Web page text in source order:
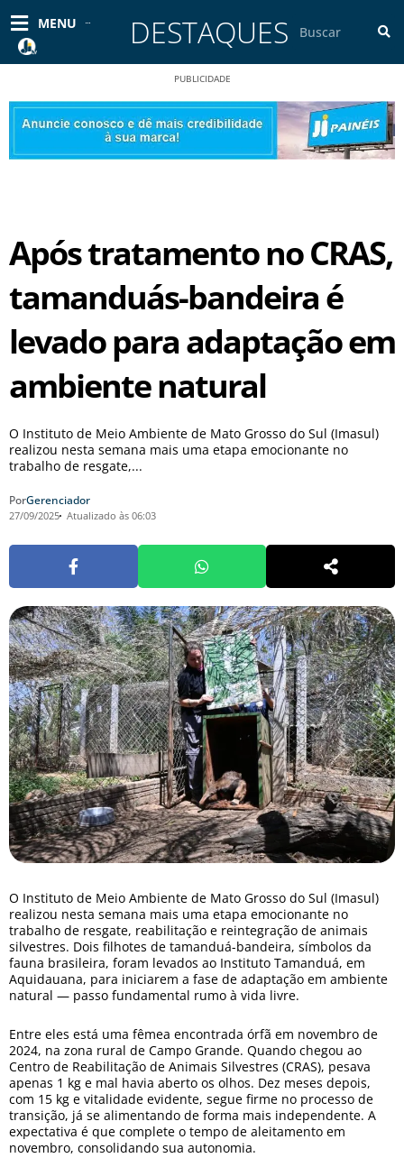
para
conteúdo
MENU DESTAQUES
PUBLICIDADE
Após tratamento no CRAS,
tamanduás-bandeira é
levado para adaptação em
ambiente natural
O Instituto de Meio Ambiente de Mato Grosso do Sul (Imasul)
realizou nesta semana mais uma etapa emocionante no
trabalho de resgate,...
PorGerenciador
27/09/2025 Atualizado às 06:03
O Instituto de Meio Ambiente de Mato Grosso do Sul (Imasul)
realizou nesta semana mais uma etapa emocionante no
trabalho de resgate, reabilitação e reintegração de animais
silvestres. Dois filhotes de tamanduá-bandeira, símbolos da
fauna brasileira, foram levados ao Instituto Tamanduá, em
Aquidauana, para iniciarem a fase de adaptação em ambiente
natural — passo fundamental rumo à vida livre.
Entre eles está uma fêmea encontrada órfã em novembro de
2024, na zona rural de Campo Grande. Quando chegou ao
Centro de Reabilitação de Animais Silvestres (CRAS), pesava
apenas 1 kg e mal havia aberto os olhos. Dez meses depois,
com 15 kg e vitalidade evidente, segue firme no processo de
transição, já se alimentando de forma mais independente. A
expectativa é que complete o tempo de aleitamento em
novembro, consolidando sua autonomia.